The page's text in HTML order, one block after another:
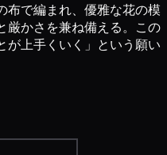
布で編まれ、優雅な花の模
厳かさを兼ね備える。この
が上手くいく」という願い